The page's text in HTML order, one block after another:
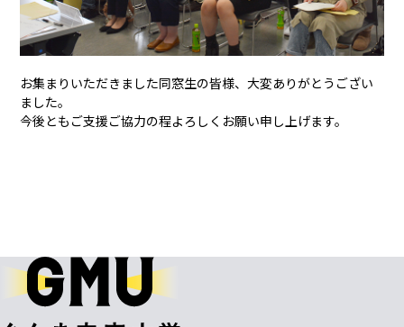
お集まりいただきました同窓生の皆様、大変ありがとうござい
ました。
今後ともご支援ご協力の程よろしくお願い申し上げます。